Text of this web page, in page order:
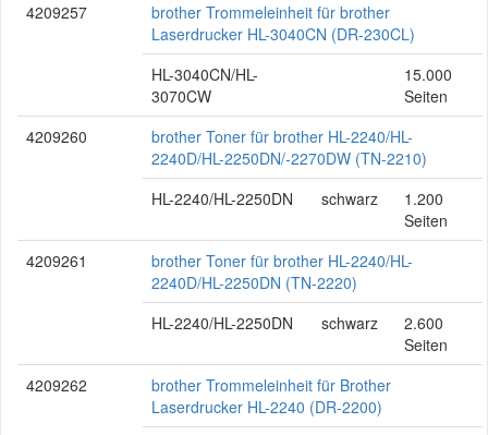
4209257
brother Trommeleinheit für brother
Laserdrucker HL-3040CN (DR-230CL)
HL-3040CN/HL-
3070CW
15.000
Seiten
4209260
brother Toner für brother HL-2240/HL-
2240D/HL-2250DN/-2270DW (TN-2210)
HL-2240/HL-2250DN
schwarz
1.200
Seiten
4209261
brother Toner für brother HL-2240/HL-
2240D/HL-2250DN (TN-2220)
HL-2240/HL-2250DN
schwarz
2.600
Seiten
4209262
brother Trommeleinheit für Brother
Laserdrucker HL-2240 (DR-2200)